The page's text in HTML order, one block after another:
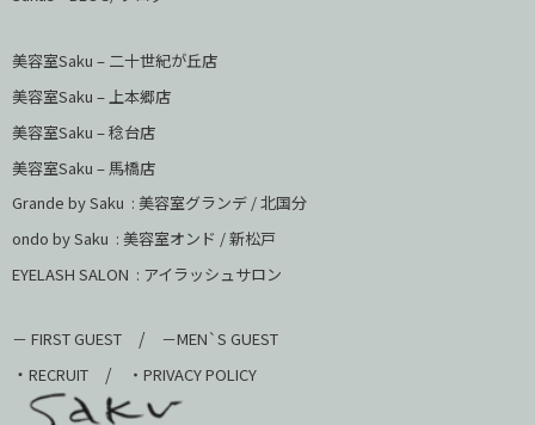
美容室Saku – 二十世紀が丘店
美容室Saku – 上本郷店
美容室Saku –稔台店
美容室Saku – 馬橋店
Grande by Saku : 美容室グランデ / 北国分
ondo by Saku : 美容室オンド / 新松戸
EYELASH SALON : アイラッシュサロン
－ FIRST GUEST / －MEN`S GUEST
・ RECRUIT / ・PRIVACY POLICY